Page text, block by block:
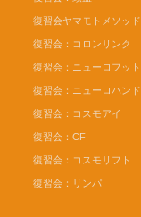
復習会ヤマモトメソッド
復習会：コロンリンク
復習会：ニューロフット
復習会：ニューロハンド
復習会：コスモアイ
復習会：CF
復習会：コスモリフト
復習会：リンパ